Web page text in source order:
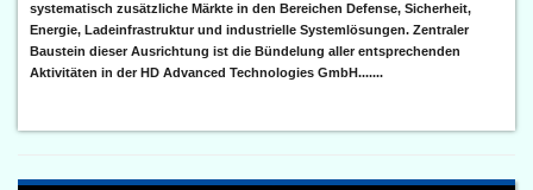
systematisch zusätzliche Märkte in den Bereichen Defense, Sicherheit,
Energie, Ladeinfrastruktur und industrielle Systemlösungen. Zentraler
Baustein dieser Ausrichtung ist die Bündelung aller entsprechenden
Aktivitäten in der HD Advanced Technologies GmbH.......